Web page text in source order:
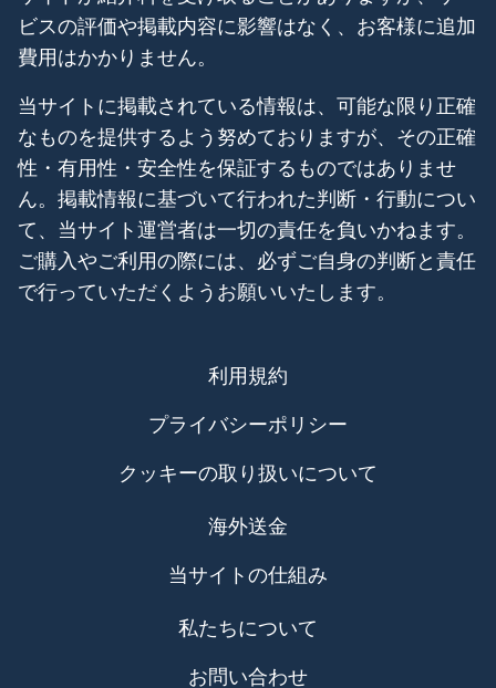
ビスの評価や掲載内容に影響はなく、お客様に追加
費用はかかりません。
当サイトに掲載されている情報は、可能な限り正確
なものを提供するよう努めておりますが、その正確
性・有用性・安全性を保証するものではありませ
ん。掲載情報に基づいて行われた判断・行動につい
て、当サイト運営者は一切の責任を負いかねます。
ご購入やご利用の際には、必ずご自身の判断と責任
で行っていただくようお願いいたします。
利用規約
プライバシーポリシー
クッキーの取り扱いについて
海外送金
当サイトの仕組み
私たちについて
お問い合わせ